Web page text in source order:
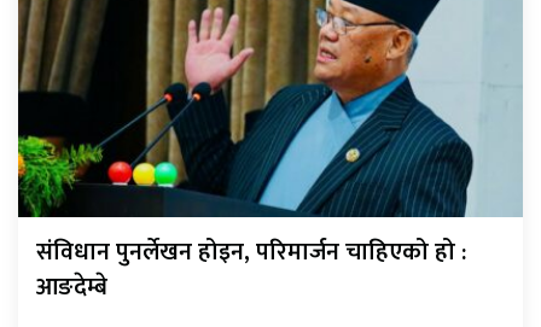
संविधान पुनर्लेखन होइन, परिमार्जन चाहिएको हो :
आङदेम्बे